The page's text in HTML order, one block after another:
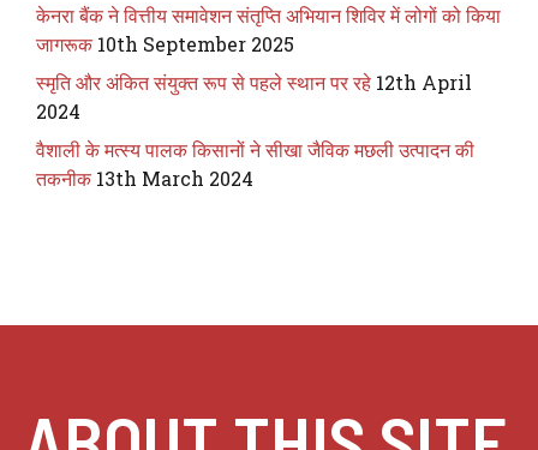
केनरा बैंक ने वित्तीय समावेशन संतृप्ति अभियान शिविर में लोगों को किया
जागरूक 10th September 2025
स्मृति और अंकित संयुक्त रूप से पहले स्थान पर रहे 12th April
2024
वैशाली के मत्स्य पालक किसानों ने सीखा जैविक मछली उत्पादन की
तकनीक 13th March 2024